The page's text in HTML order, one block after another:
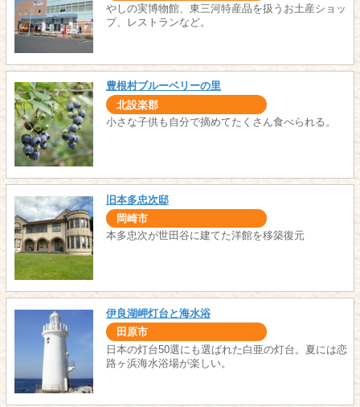
やしの実博物館、東三河特産品を扱うお土産ショッ
プ、レストランなど。
豊根村ブルーベリーの里
北設楽郡
小さな子供も自分で摘めてたくさん食べられる。
旧本多忠次邸
岡崎市
本多忠次が世田谷に建てた洋館を移築復元
伊良湖岬灯台と海水浴
田原市
日本の灯台50選にも選ばれた白亜の灯台。夏には恋
路ヶ浜海水浴場が楽しい。